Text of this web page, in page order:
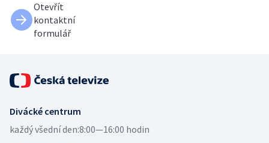
Otevřít
kontaktní
formulář
Divácké centrum
každý všední den:8:00—16:00 hodin